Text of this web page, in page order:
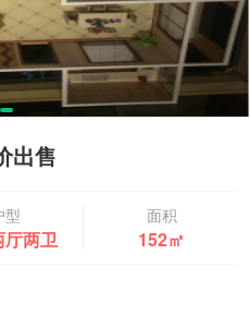
出售
型
厅两卫
面积
152㎡